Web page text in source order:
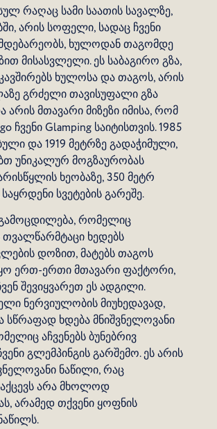
რაღაც სამი საათის სავალზე,
არის სოფელი, სადაც ჩვენი
ხულოდან თაგომდე
მისასვლელი. ეს საბაგირო გზა,
ხულოსა და თაგოს, არის
გრძელი თავისუფალი გზა
არის მთავარი მიზეზი იმისა, რომ
ჩვენი Glamping საიტისთვის. 1985
და 1919 მეტრზე გადაჭიმული,
უნიკალურ მოგზაურობას
ხეობაზე, 350 მეტრ
სვეტების გარეშე.
რომელიც
თვალწარმტაცი ხედებს
დოზით, მატებს თაგოს
ერთ-ერთი მთავარი ფაქტორი,
შევიყვარეთ ეს ადგილი.
ნერვიულობის მიუხედავად,
სწრაფად ხდება მნიშვნელოვანი
აჩვენებს ბუნებრივ
გლემპინგის გარშემო. ეს არის
ნაწილი, რაც
არა მხოლოდ
არამედ თქვენი ყოფნის